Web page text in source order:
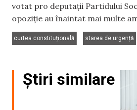
votat pro deputații Partidului
opoziție au înaintat mai multe
curtea constituțională
starea de urgență
Știri similare